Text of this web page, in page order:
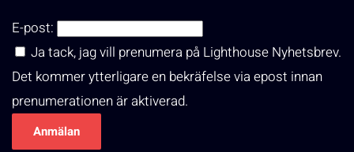
E-post:
Ja tack, jag vill prenumera på Lighthouse Nyhetsbrev.
Det kommer ytterligare en bekräfelse via epost innan
prenumerationen är aktiverad.